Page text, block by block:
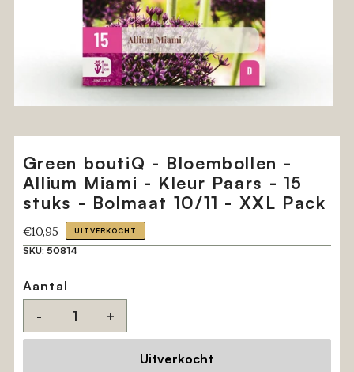
Green boutiQ - Bloembollen -
Allium Miami - Kleur Paars - 15
stuks - Bolmaat 10/11 - XXL Pack
Reguliere
prijs
€10,95 UITVERKOCHT
SKU: 50814
Aantal
-
+